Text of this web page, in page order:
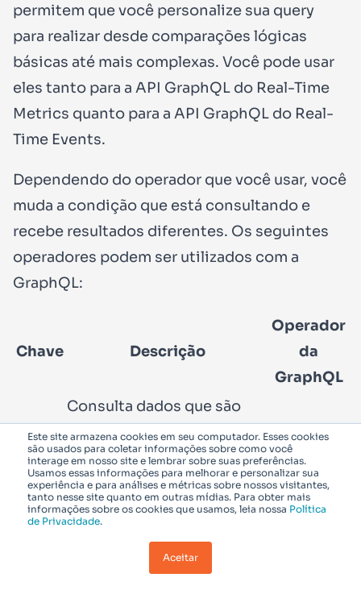
Este site armazena cookies em seu computador. Esses cookies
são usados para coletar informações sobre como você
interage em nosso site e lembrar sobre suas preferências.
Usamos essas informações para melhorar e personalizar sua
experiência e para análises e métricas sobre nossos visitantes,
tanto nesse site quanto em outras mídias. Para obter mais
informações sobre os cookies que usamos, leia nossa Política
de Privacidade.
Aceitar
permitem que você personalize sua query
para realizar desde comparações lógicas
básicas até mais complexas. Você pode usar
eles tanto para a API GraphQL do Real-Time
Metrics quanto para a API GraphQL do Real-
Time Events.
Dependendo do operador que você usar, você
muda a condição que está consultando e
recebe resultados diferentes. Os seguintes
operadores podem ser utilizados com a
GraphQL:
Chave Descrição
Operador
da
GraphQL
eq
Consulta dados que são
uma combinaçãoexatado
valor especificado.
Eq
ne
Consulta dados que são
diferentesdo valor
especificado.
Ne
Consulta dados que são